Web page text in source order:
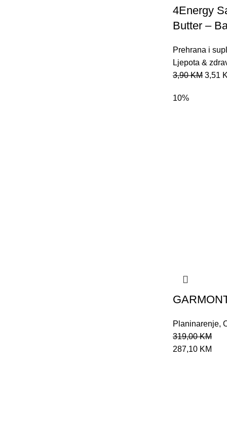
4Energy
Butter –
Prehrana i
Ljepota &
3,90KM 3,51
10%
Planinarenje,
319,00KM
287,10 KM